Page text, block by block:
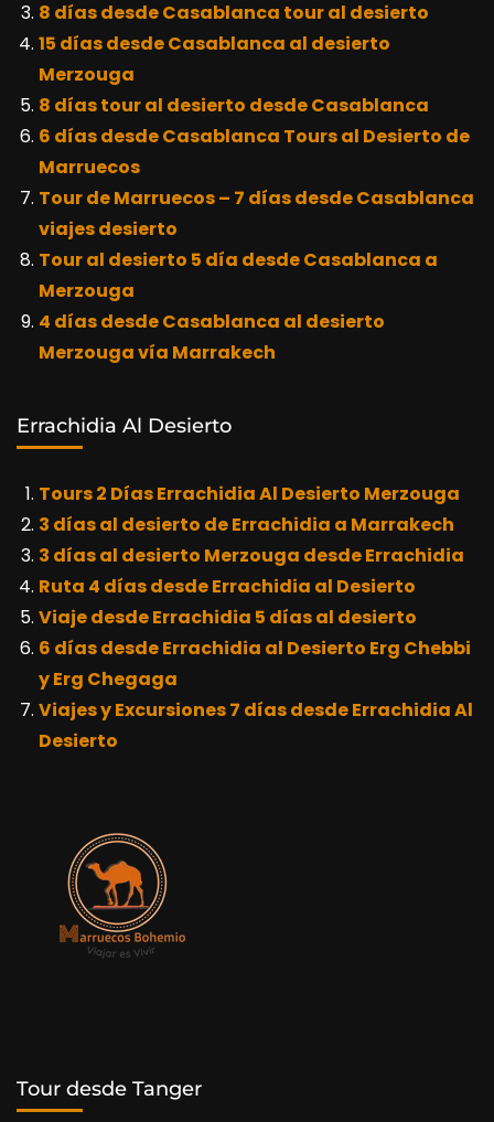
8 días desde Casablanca tour al desierto
15 días desde Casablanca al desierto
Merzouga
8 días tour al desierto desde Casablanca
6 días desde Casablanca Tours al Desierto de
Marruecos
Tour de Marruecos – 7 días desde Casablanca
viajes desierto
Tour al desierto 5 día desde Casablanca a
Merzouga
4 días desde Casablanca al desierto
Merzouga vía Marrakech
Errachidia Al Desierto
Tours 2 Días Errachidia Al Desierto Merzouga
3 días al desierto de Errachidia a Marrakech
3 días al desierto Merzouga desde Errachidia
Ruta 4 días desde Errachidia al Desierto
Viaje desde Errachidia 5 días al desierto
6 días desde Errachidia al Desierto Erg Chebbi
y Erg Chegaga
Viajes y Excursiones 7 días desde Errachidia Al
Desierto
Tour desde Tanger